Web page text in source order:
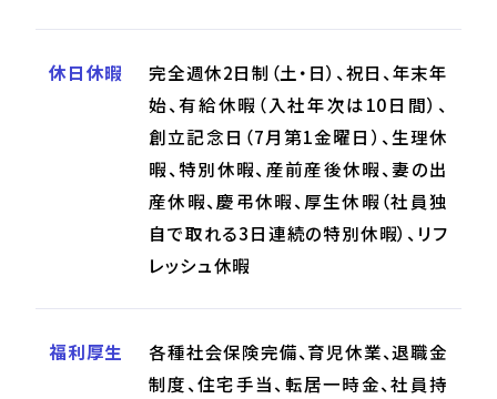
休日休暇
完全週休2日制（土・日）、祝日、年末年
始、有給休暇（入社年次は10日間）、
創立記念日（7月第1金曜日）、生理休
暇、特別休暇、産前産後休暇、妻の出
産休暇、慶弔休暇、厚生休暇（社員独
自で取れる3日連続の特別休暇）、リフ
レッシュ休暇
福利厚生
各種社会保険完備、育児休業、退職金
制度、住宅手当、転居一時金、社員持